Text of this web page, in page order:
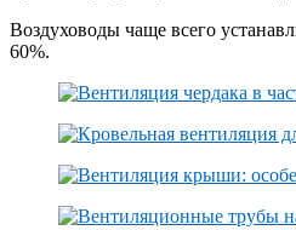
Воздуховоды чаще всего
60%.